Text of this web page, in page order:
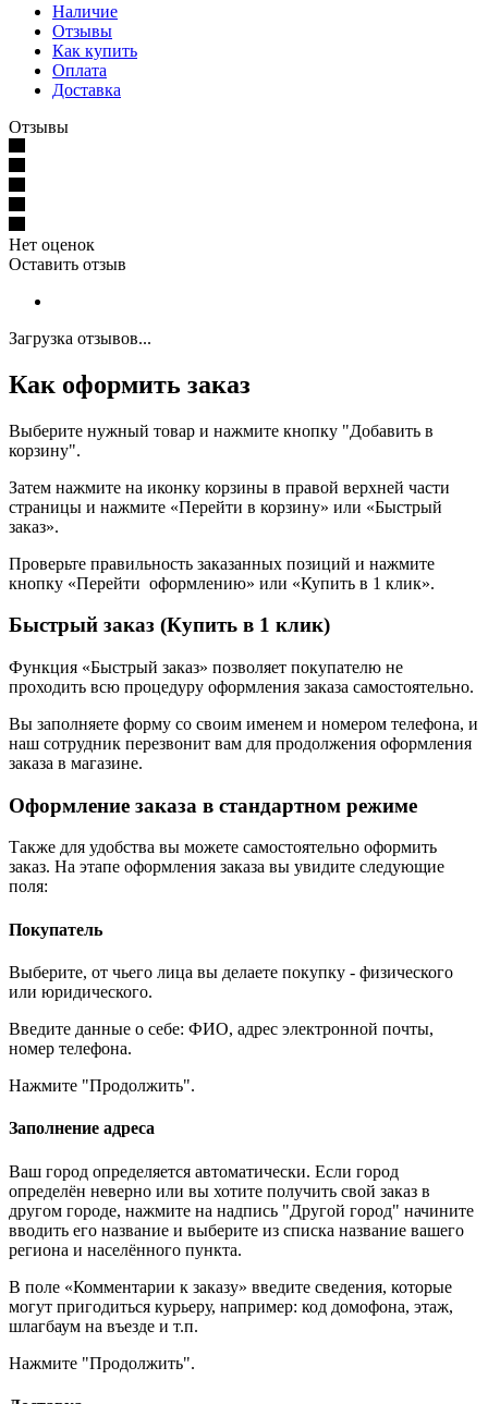
Наличие
Отзывы
Как купить
Оплата
Доставка
Отзывы
Нет оценок
Оставить отзыв
Загрузка отзывов...
Как оформить заказ
Выберите нужный товар и нажмите кнопку "Добавить в
корзину".
Затем нажмите на иконку корзины в правой верхней части
страницы и нажмите «Перейти в корзину» или «Быстрый
заказ».
Проверьте правильность заказанных позиций и нажмите
кнопку «Перейти оформлению» или «Купить в 1 клик».
Быстрый заказ (Купить в 1 клик)
Функция «Быстрый заказ» позволяет покупателю не
проходить всю процедуру оформления заказа самостоятельно.
Вы заполняете форму со своим именем и номером телефона, и
наш сотрудник перезвонит вам для продолжения оформления
заказа в магазине.
Оформление заказа в стандартном режиме
Также для удобства вы можете самостоятельно оформить
заказ. На этапе оформления заказа вы увидите следующие
поля:
Покупатель
Выберите, от чьего лица вы делаете покупку - физического
или юридического.
Введите данные о себе: ФИО, адрес электронной почты,
номер телефона.
Нажмите "Продолжить".
Заполнение адреса
Ваш город определяется автоматически. Если город
определён неверно или вы хотите получить свой заказ в
другом городе, нажмите на надпись "Другой город" начините
вводить его название и выберите из списка название вашего
региона и населённого пункта.
В поле «Комментарии к заказу» введите сведения, которые
могут пригодиться курьеру, например: код домофона, этаж,
шлагбаум на въезде и т.п.
Нажмите "Продолжить".